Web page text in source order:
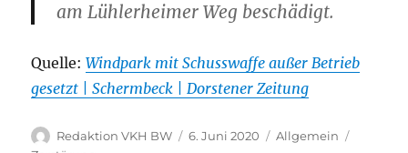
am Lühlerheimer Weg beschädigt.
Quelle:Windpark mit Schusswaffe außer Betrieb
gesetzt | Schermbeck | Dorstener Zeitung
Autor
Redaktion VKH BW
Veröffentlicht
6. Juni 2020 Kategorien
Allgemein